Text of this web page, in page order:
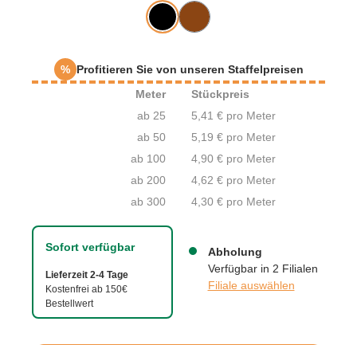
Sofort verfügbar
Lieferzeit 2-4 Tage
Kostenfrei ab 150€
Bestellwert
Abholung
Verfügbar in 2 Filialen
Filiale auswählen
% Profitieren Sie von unseren Staffelpreisen
Meter
Stückpreis
ab 25
5,41 € pro Meter
ab 50
5,19 € pro Meter
ab 100
4,90 € pro Meter
ab 200
4,62 € pro Meter
ab 300
4,30 € pro Meter